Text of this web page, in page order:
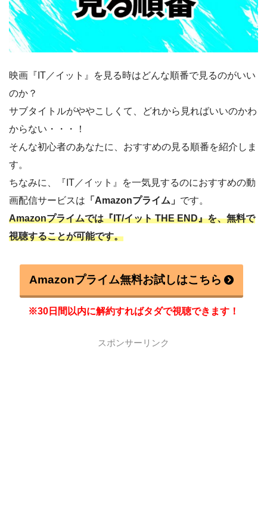
映画『IT／イット』を見る時はどんな順番で見るのがいい
のか？
サブタイトルがややこしくて、どれから見ればいいのかわ
からない・・・！
そんな初心者のあなたに、おすすめの見る順番を紹介しま
す。
ちなみに、『IT／イット』を一気見するのにおすすめの動
画配信サービスは 「Amazonプライム」 です。
Amazonプライムでは『IT/イット THE END』を、無料で
視聴することが可能です。
Amazonプライム無料お試しはこちら
※30日間以内に解約すればタダで視聴できます！
スポンサーリンク